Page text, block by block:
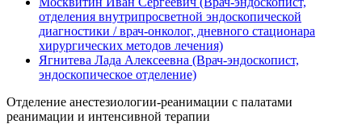
отделения внутрипросветной эндоскопической
диагностики / врач-онколог, дневного стационара
хирургических методов лечения)
Ягнитева Лада Алексеевна (Врач-эндоскопист,
эндоскопическое отделение)
Отделение анестезиологии-реанимации с палатами
реанимации и интенсивной терапии